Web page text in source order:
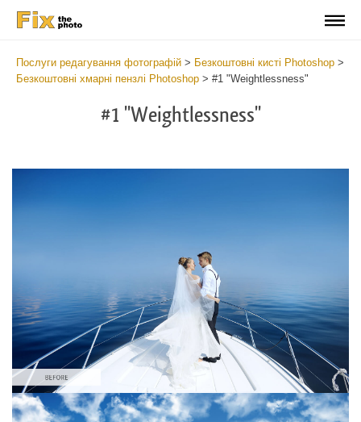
Послуги редагування фотографій > Безкоштовні кисті Photoshop >
Безкоштовні хмарні пензлі Photoshop > #1 "Weightlessness"
#1 "Weightlessness"
Please select
Free Ps Brush #1